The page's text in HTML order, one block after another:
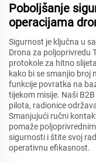
Poboljšanje
operacijama
Sigurnost je ključna u
Drona za poljoprivredu
protokole za hitno
kako bi se smanjio broj
funkcije povratka na
tijekom misije. Naši
pilota, radionice
Smanjujući ručni
pomaže
sigurnosti i štite svoj
operativnu efikasnost.